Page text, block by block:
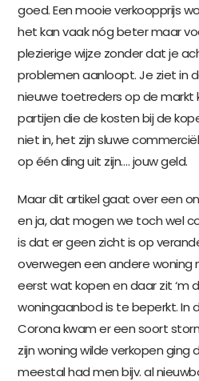
goed. Een mooie verkoopprijs
het kan vaak nóg beter maar
plezierige wijze zonder dat je
problemen aanloopt. Je ziet in
nieuwe toetreders op de markt
partijen die de kosten bij de
niet in, het zijn sluwe
op één ding uit zijn…. jouw geld.
Maar dit artikel gaat over een
en ja, dat mogen we toch wel
is dat er geen zicht is op
overwegen een andere woning
eerst wat kopen en daar zit ‘m
woningaanbod is te beperkt. In
Corona kwam er een soort
zijn woning wilde verkopen ging
meestal had men bijv. al